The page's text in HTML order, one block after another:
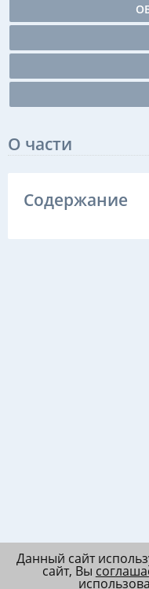
О части
Содержание
Данный сайт
сайт, Вы